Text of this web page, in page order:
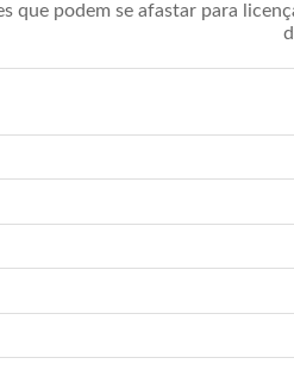
que podem se afastar para